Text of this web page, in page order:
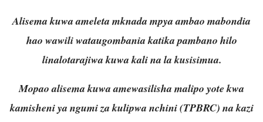
Alisema kuwa ameleta mknada mpya ambao mabondia
hao wawili wataugombania katika pambano hilo
linalotarajiwa kuwa kali na la kusisimua.
Mopao alisema kuwa amewasilisha malipo yote kwa
kamisheni ya ngumi za kulipwa nchini (TPBRC) na kazi